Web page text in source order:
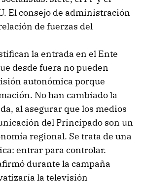
El consejo de administración
de fuerzas del
la entrada en el Ente
desde fuera no pueden
autonómica porque
No han cambiado la
al asegurar que los medios
del Principado son un
regional. Se trata de una
entrar para controlar.
durante la campaña
la televisión